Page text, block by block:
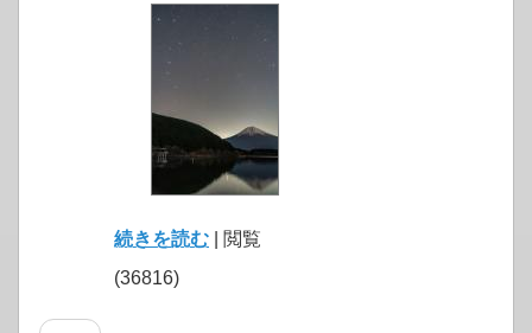
続きを読む | 閲覧
(36816)